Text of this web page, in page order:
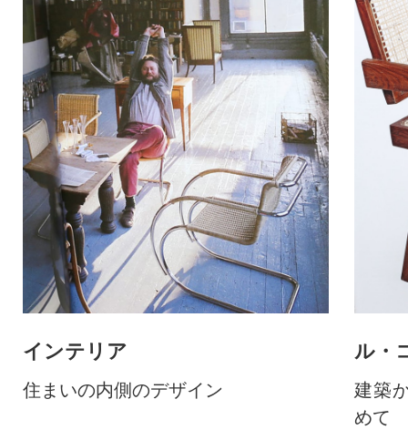
インテリア
住まいの内側のデザイン
ル・
建築
めて